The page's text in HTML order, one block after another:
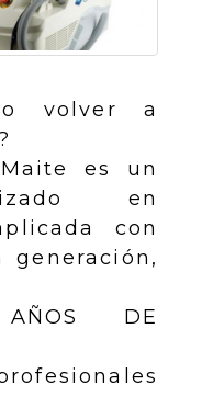
volver a
es un
en
con
DE